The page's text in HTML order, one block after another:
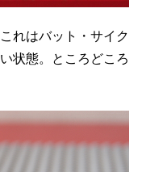
れはバット・サイク
状態。ところどころ